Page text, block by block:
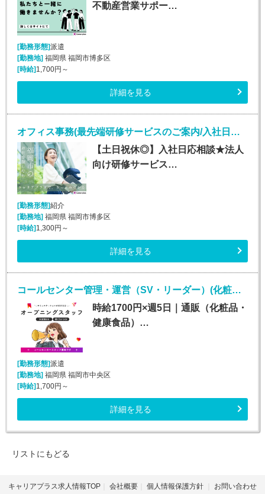
不動産営業サポー…
[勤務形態]派遣
[勤務地]福岡県 福岡市博多区
[時給]1,700円～
詳細を見る
オフィス事務(最先端研修サービスのご案内/入社日応相談～/平日のみ)
【土日祝休◎】入社日応相談★法人
向け研修サービス…
[勤務形態]紹介
[勤務地]福岡県 福岡市博多区
[時給]1,300円～
詳細を見る
コールセンター管理・運営（SV・リーダー）(化粧品・サプリメント・健康食品問い合わせセンターのSV・LD)
時給1700円×週5日｜通販（化粧品・
健康食品）…
[勤務形態]派遣
[勤務地] 福岡県 福岡市中央区
[時給] 1,700円～
詳細を見る
リストにもどる
キャリアプラス求人情報TOP 会社概要 個人情報保護方針 お問い合わせ